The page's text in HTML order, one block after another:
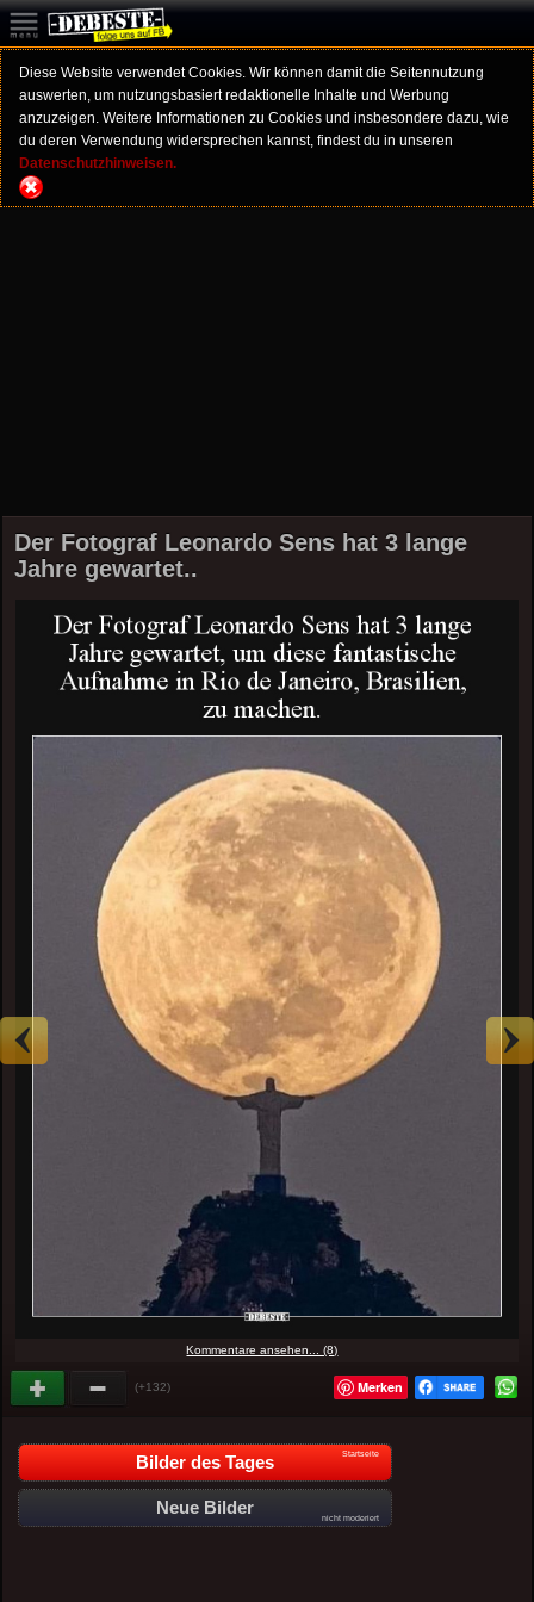
Diese Website verwendet Cookies. Wir können damit die Seitennutzung
auswerten, um nutzungsbasiert redaktionelle Inhalte und Werbung
anzuzeigen. Weitere Informationen zu Cookies und insbesondere dazu, wie
du deren Verwendung widersprechen kannst, findest du in unseren
Datenschutzhinweisen.
Der Fotograf Leonardo Sens hat 3 lange
Jahre gewartet..
Kommentare ansehen... (8)
(+132) Merken
Bilder des Tages Startseite
Neue Bilder
nicht moderiert